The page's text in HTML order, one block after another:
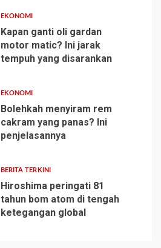
EKONOMI
Kapan ganti oli gardan
motor matic? Ini jarak
tempuh yang disarankan
EKONOMI
Bolehkah menyiram rem
cakram yang panas? Ini
penjelasannya
BERITA TERKINI
Hiroshima peringati 81
tahun bom atom di tengah
ketegangan global